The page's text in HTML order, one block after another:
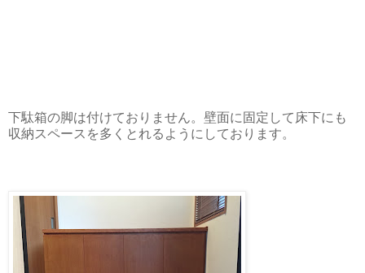
下駄箱の脚は付けておりません。壁面に固定して床下にも
収納スペースを多くとれるようにしております。